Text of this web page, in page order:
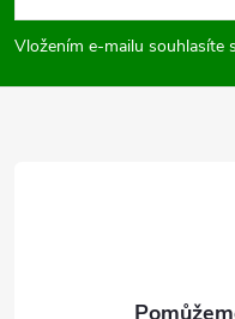
pVložením e-mailu souhlasíte s